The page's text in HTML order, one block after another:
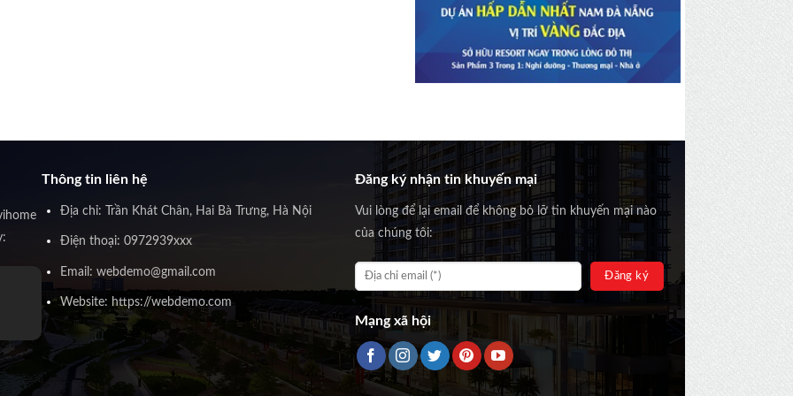
Thông tin liên hệ
Địa chỉ: Trần Khát Chân, Hai Bà Trưng, Hà Nội
Điện thoại: 0972939xxx
Email: webdemo@gmail.com
Website: https://webdemo.com
Đăng ký nhận tin khuyến mại
Vui lòng để lại email để không bỏ lỡ tin khuyến mại nào
của chúng tôi:
Mạng xã hội